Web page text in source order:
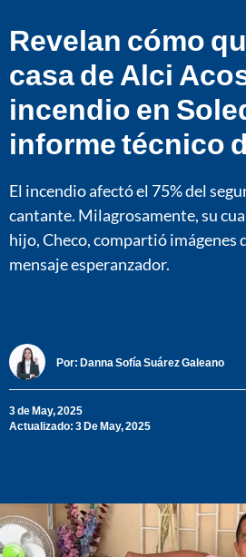
Revelan cómo
casa de Alci
incendio en
informe técnico
El incendio afectó el 75% del
cantante. Milagrosamente, su
hijo, Checo, compartió imágenes
mensaje esperanzador.
Por: Danna Sofía Suárez Galeano
3 de May, 2025
Actualizado: 3 De May, 2025